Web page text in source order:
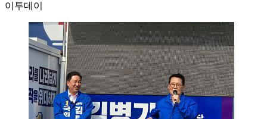
이투데이